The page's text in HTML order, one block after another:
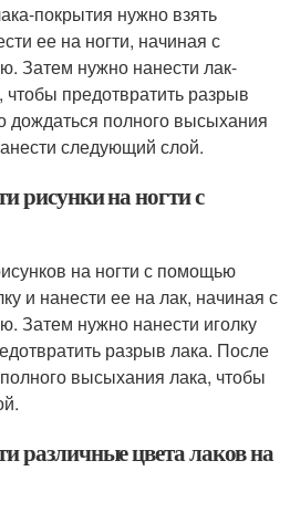
покрытия нужно взять
ее на ногти, начиная с
Затем нужно нанести лак-
чтобы предотвратить разрыв
дождаться полного высыхания
следующий слой.
рисунки на ногти с
на ногти с помощью
и нанести ее на лак, начиная с
Затем нужно нанести иголку
разрыв лака. После
высыхания лака, чтобы
различные цвета лаков на